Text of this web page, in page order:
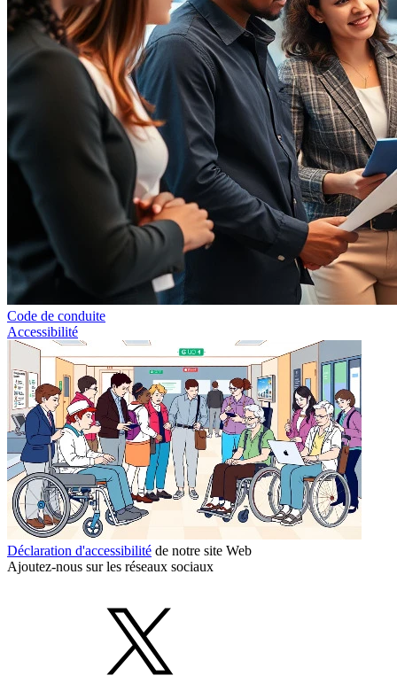
Code de conduite
Accessibilité
Déclaration d'accessibilité de notre site Web
Ajoutez-nous sur les réseaux sociaux